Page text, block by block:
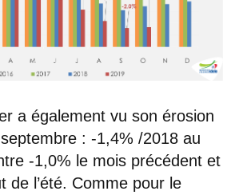
a également vu son érosion
: -1,4% /2018 au
-1,0% le mois précédent et
de l’été. Comme pour le